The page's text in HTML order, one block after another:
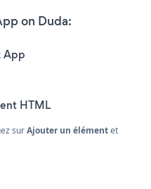
on Duda:
App
HTML
surAjouter un élémentet